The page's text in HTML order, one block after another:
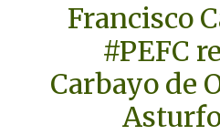
Francisco
#PEFC
Carbayo de